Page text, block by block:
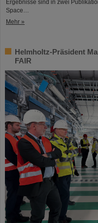
Ergebnisse sind in zwei
Space…
Mehr »
Helmholtz-Präsident
FAIR